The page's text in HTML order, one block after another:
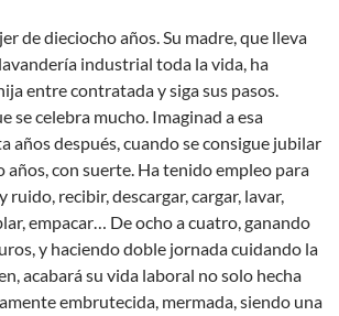
de dieciocho años. Su madre, que lleva
industrial toda la vida, ha
entre contratada y siga sus pasos.
se celebra mucho. Imaginad a esa
años después, cuando se consigue jubilar
años, con suerte. Ha tenido empleo para
ruido, recibir, descargar, cargar, lavar,
empacar… De ocho a cuatro, ganando
y haciendo doble jornada cuidando la
acabará su vida laboral no solo hecha
embrutecida, mermada, siendo una